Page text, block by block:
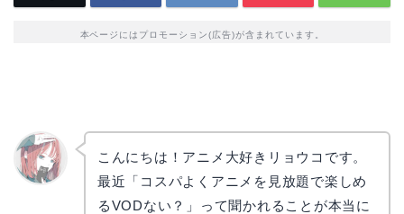
本ページにはプロモーション(広告)が含まれています。
こんにちは！アニメ大好きリョウコです。
最近「コスパよくアニメを見放題で楽しめ
るVODない？」って聞かれることが本当に